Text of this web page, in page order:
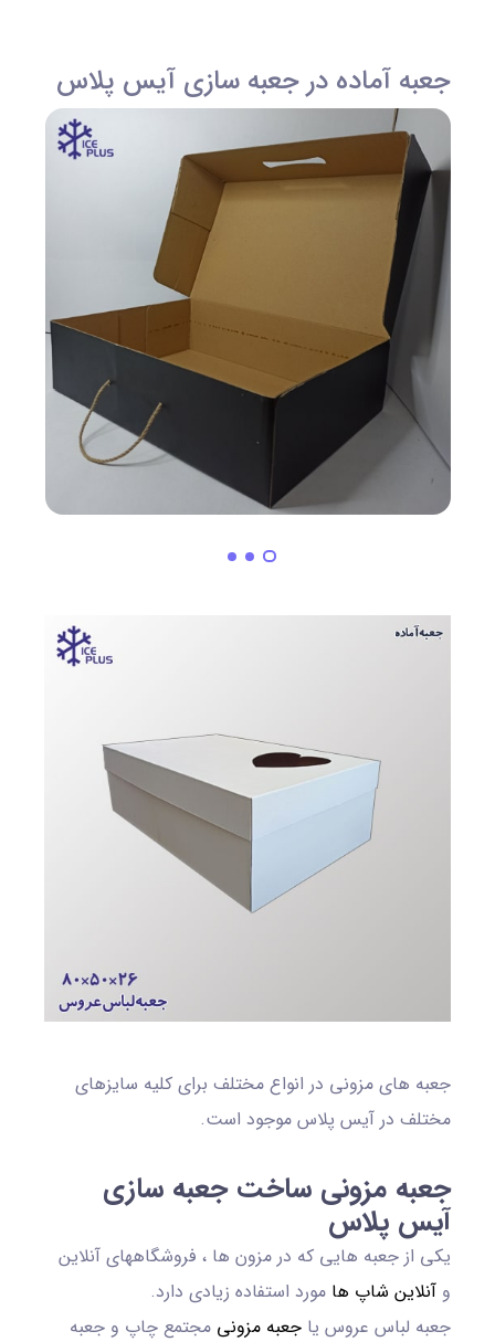
جعبه آماده در جعبه سازی آیس پلاس
جعبه های مزونی در انواع مختلف برای کلیه سایزهای
مختلف در آیس پلاس موجود است.
جعبه مزونی ساخت جعبه سازی
آیس پلاس
یکی از جعبه هایی که در مزون ها ، فروشگاههای آنلاین
وآنلاین شاپ ها مورد استفاده زیادی دارد.
جعبه لباس عروس یاجعبه مزونی مجتمع چاپ و جعبه